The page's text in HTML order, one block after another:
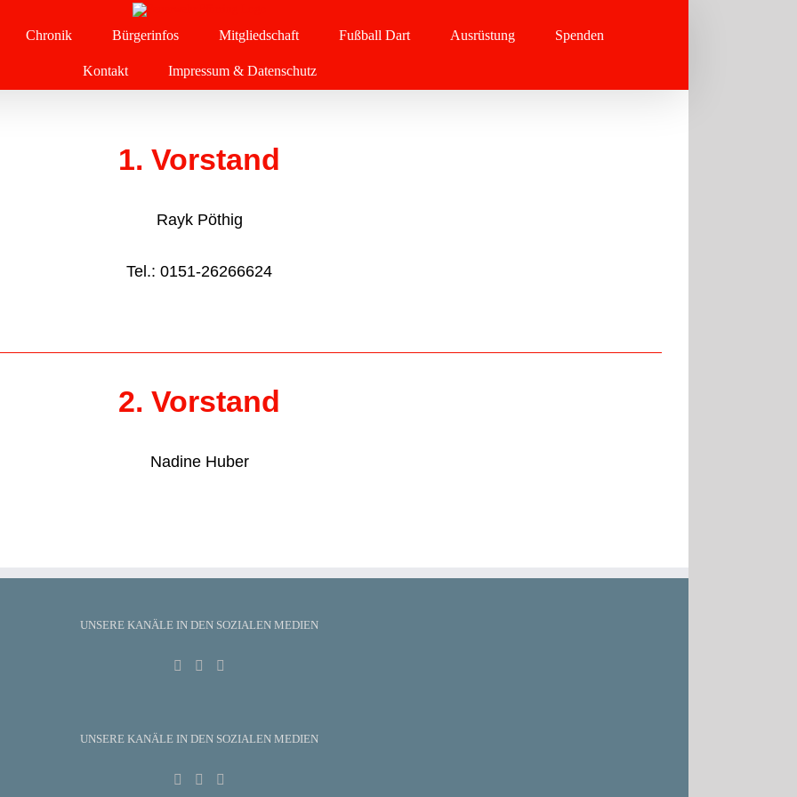
Chronik Bürgerinfos Mitgliedschaft Fußball Dart Ausrüstung Spenden
Kontakt Impressum & Datenschutz
1. Vorstand
Rayk Pöthig
Tel.: 0151-26266624
2. Vorstand
Nadine Huber
UNSERE KANÄLE IN DEN SOZIALEN MEDIEN
UNSERE KANÄLE IN DEN SOZIALEN MEDIEN